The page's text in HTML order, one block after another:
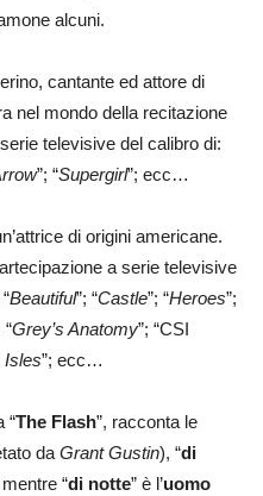
alcuni.
cantante ed attore di
nel mondo della recitazione
televisive del calibro di:
”; “Supergirl”; ecc…
di origini americane.
a serie televisive
Beautiful”; “Castle”; “Heroes”;
“Grey’s Anatomy”; “CSI
Isles”; ecc…
“The Flash”, racconta le
da Grant Gustin), “di
“di notte” è l’uomo